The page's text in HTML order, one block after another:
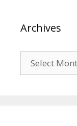
Archives